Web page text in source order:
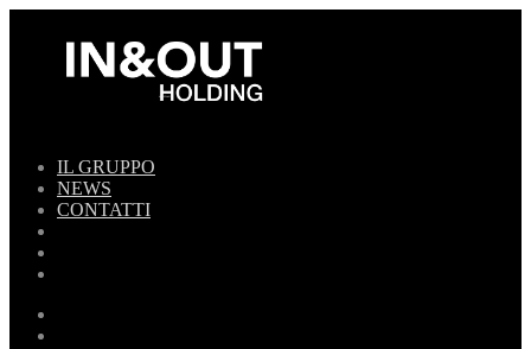
IL GRUPPO
NEWS
CONTATTI